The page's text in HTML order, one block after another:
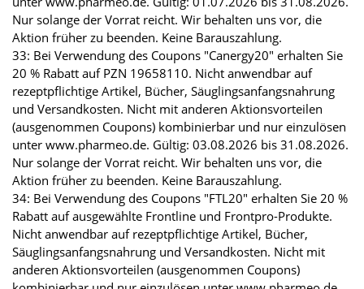
Nur solange der Vorrat reicht. Wir behalten uns vor, die
Aktion früher zu beenden. Keine Barauszahlung.
33: Bei Verwendung des Coupons "Canergy20" erhalten Sie
20 % Rabatt auf PZN 19658110. Nicht anwendbar auf
rezeptpflichtige Artikel, Bücher, Säuglingsanfangsnahrung
und Versandkosten. Nicht mit anderen Aktionsvorteilen
(ausgenommen Coupons) kombinierbar und nur einzulösen
unter www.pharmeo.de. Gültig: 03.08.2026 bis 31.08.2026.
Nur solange der Vorrat reicht. Wir behalten uns vor, die
Aktion früher zu beenden. Keine Barauszahlung.
34: Bei Verwendung des Coupons "FTL20" erhalten Sie 20 %
Rabatt auf ausgewählte Frontline und Frontpro-Produkte.
Nicht anwendbar auf rezeptpflichtige Artikel, Bücher,
Säuglingsanfangsnahrung und Versandkosten. Nicht mit
anderen Aktionsvorteilen (ausgenommen Coupons)